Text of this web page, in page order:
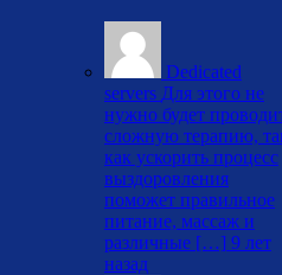
Dedicated
servers Для этого не
нужно будет
сложную терапию,
как ускорить процесс
выздоровления
поможет правильное
питание, массаж и
различные […] 9 лет
назад